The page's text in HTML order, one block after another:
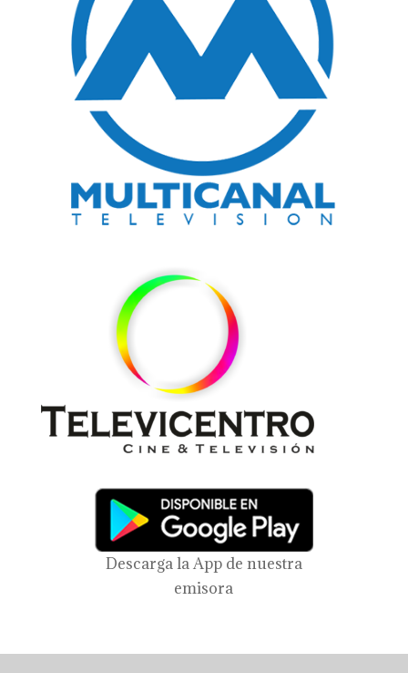
Descarga la App de nuestra
emisora